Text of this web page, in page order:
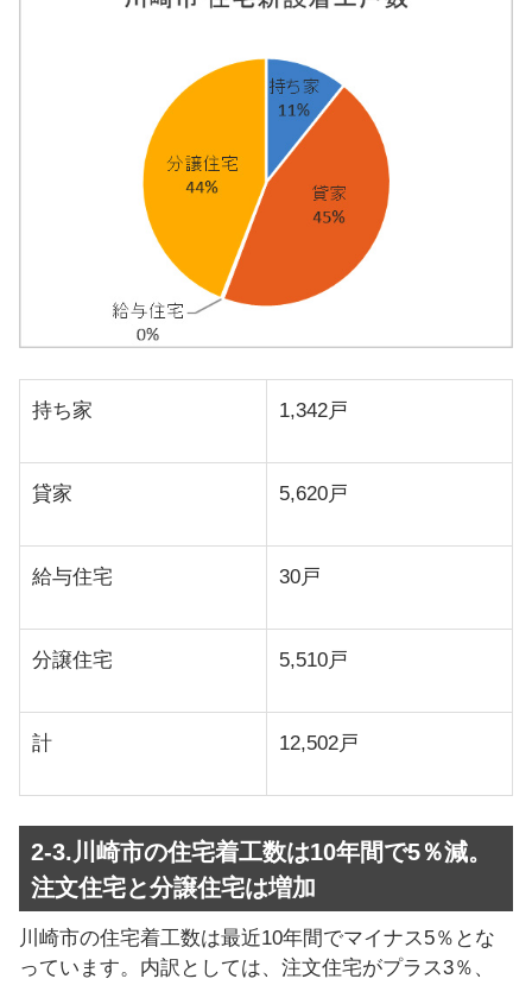
持ち家 1,342戸
貸家 5,620戸
給与住宅 30戸
分譲住宅 5,510戸
計 12,502戸
2-3.川崎市の住宅着工数は10年間で5％減。
注文住宅と分譲住宅は増加
川崎市の住宅着工数は最近10年間でマイナス5％とな
っています。内訳としては、注文住宅がプラス3％、